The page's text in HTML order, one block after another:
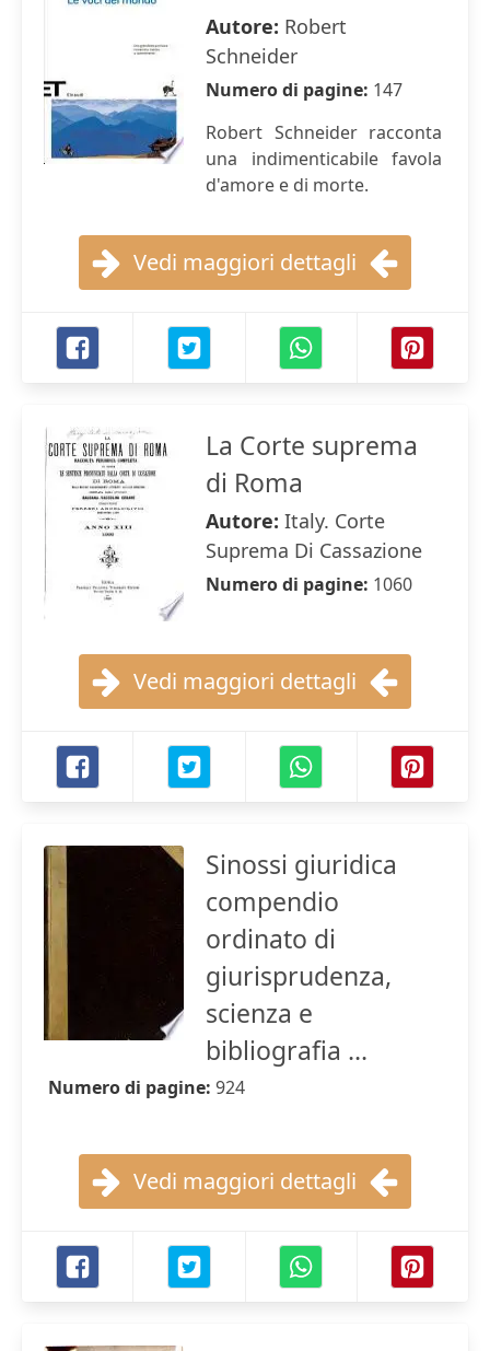
Autore: Robert
Schneider
Numero di pagine: 147
Robert Schneider racconta
una indimenticabile favola
d'amore e di morte.
Vedi maggiori dettagli
La Corte suprema
di Roma
Autore: Italy. Corte
Suprema Di Cassazione
Numero di pagine: 1060
Vedi maggiori dettagli
Sinossi giuridica
compendio
ordinato di
giurisprudenza,
scienza e
bibliografia ...
Numero di pagine: 924
Vedi maggiori dettagli